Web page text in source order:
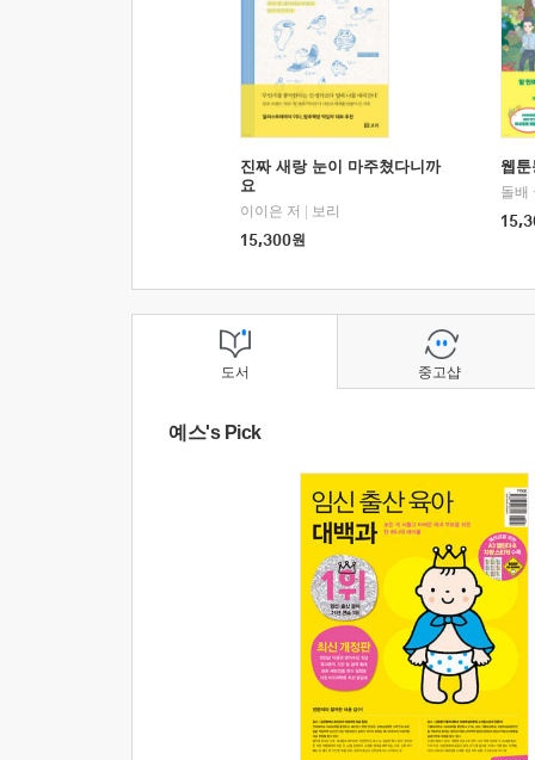
진짜 새랑 눈이 마주쳤다니까
요
이이은 저
보리
15,300원
웹
돌배
도서
예스's Pick
중고샵